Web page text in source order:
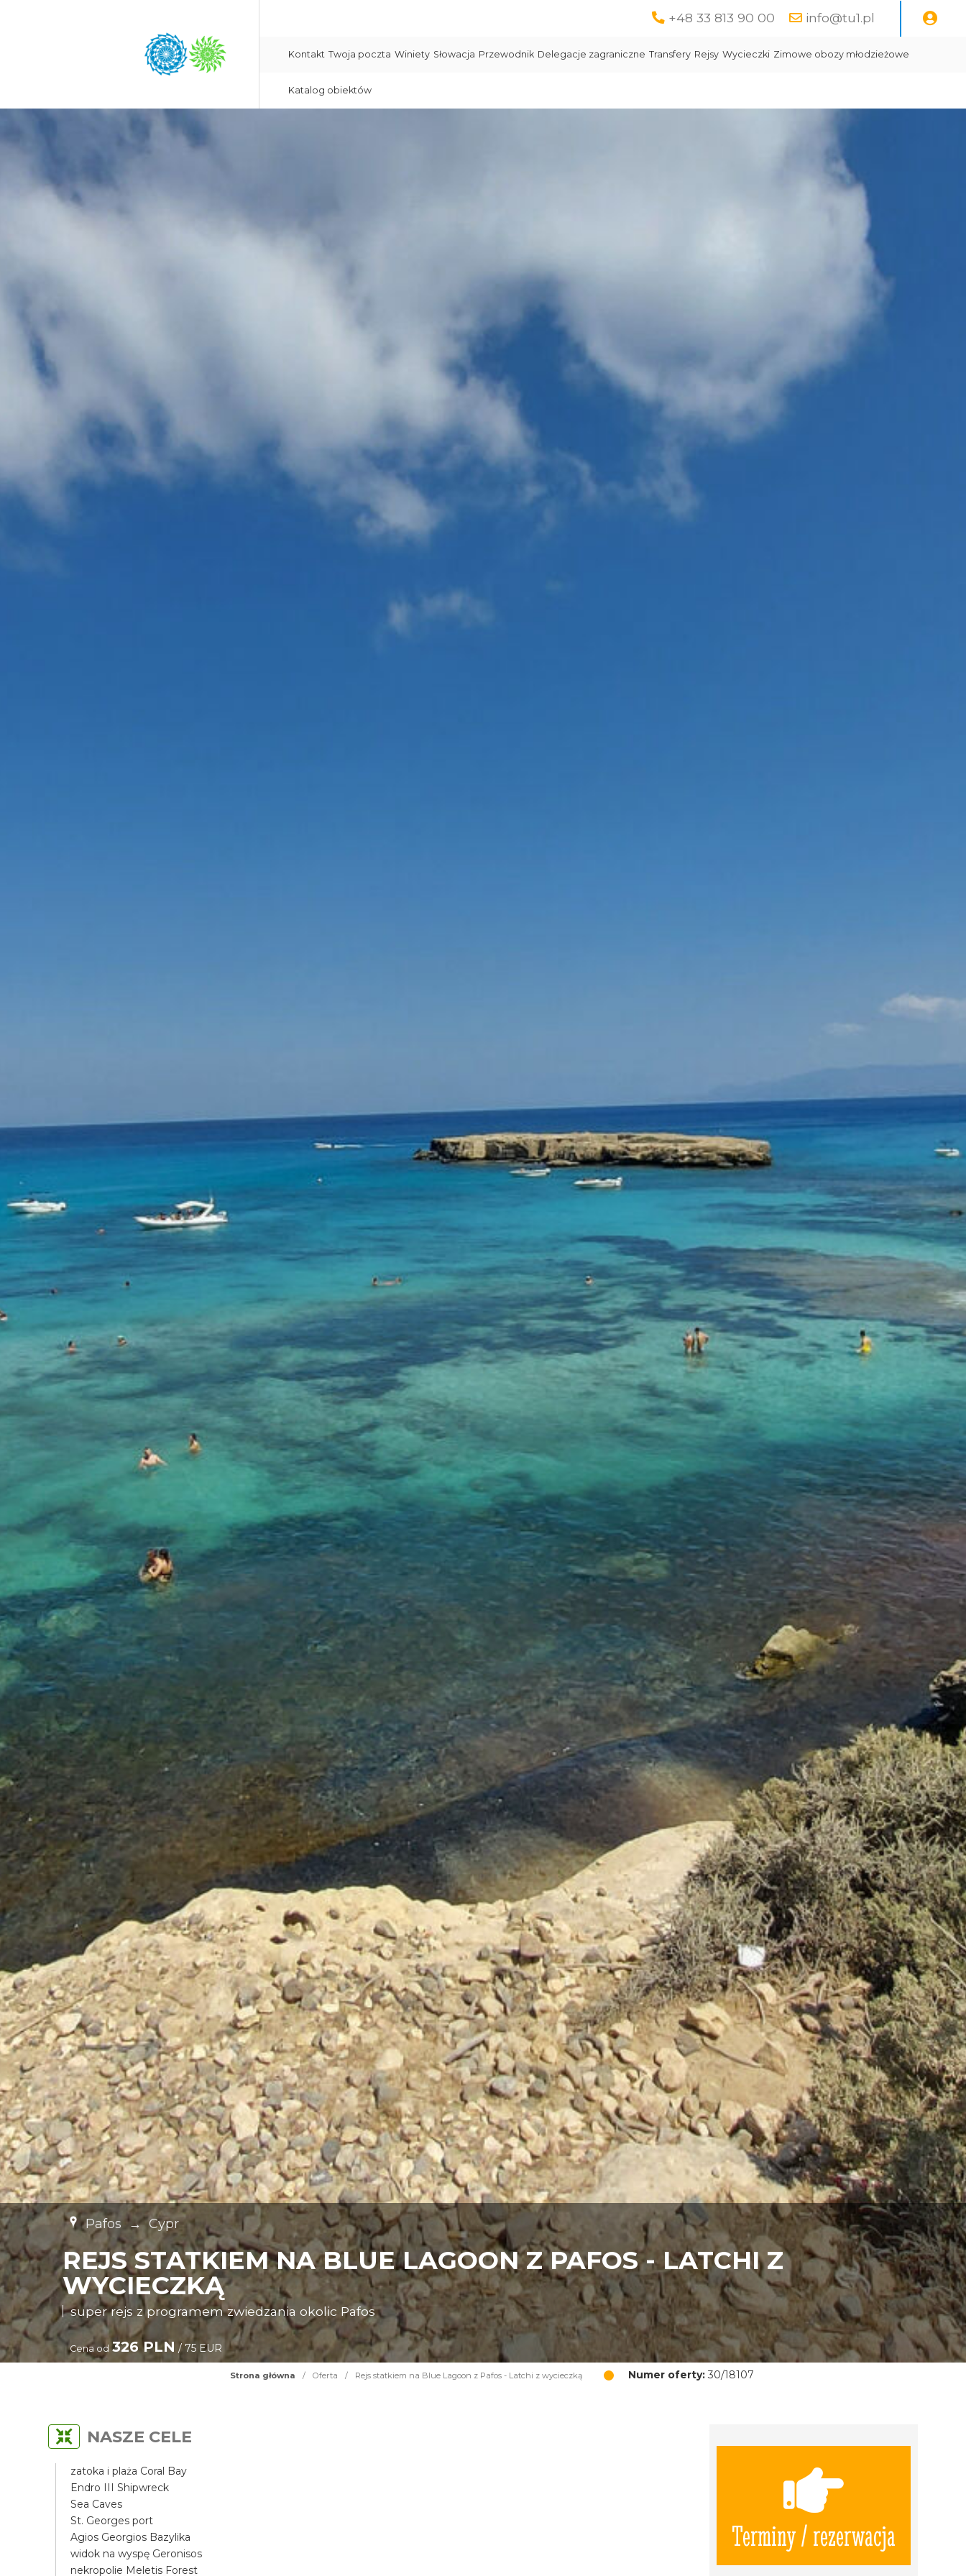
+48 33 813 90 00 info@tu1.pl
Kontakt Twoja poczta Winiety Słowacja Przewodnik Delegacje zagraniczne Transfery Rejsy Wycieczki Zimowe obozy młodzieżowe
Katalog obiektów
Pafos → Cypr
REJS STATKIEM NA BLUE LAGOON Z PAFOS - LATCHI Z
WYCIECZKĄ
super rejs z programem zwiedzania okolic Pafos
Cena od 326 PLN / 75 EUR
Strona główna / Oferta / Rejs statkiem na Blue Lagoon z Pafos - Latchi z wycieczką Numer oferty: 30/18107
Terminy / rezerwacja
NASZE CELE
zatoka i plaża Coral Bay
Endro III Shipwreck
Sea Caves
St. Georges port
Agios Georgios Bazylika
widok na wyspę Geronisos
nekropolie Meletis Forest